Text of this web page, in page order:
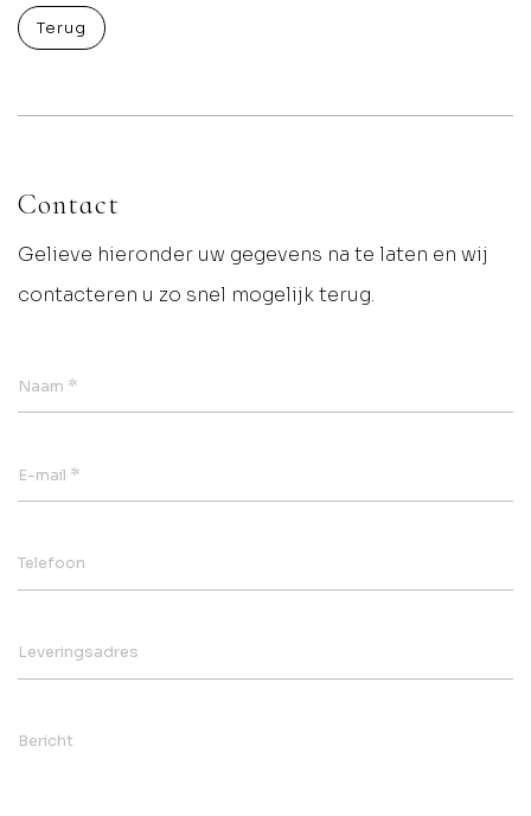
Terug
Contact
Gelieve hieronder uw gegevens na te laten en wij
contacteren u zo snel mogelijk terug.
Naam *
E-mail *
Telefoon
Leveringsadres
Bericht